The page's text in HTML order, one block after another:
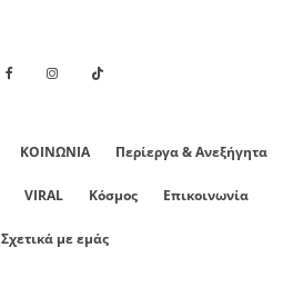
ΚΟΙΝΩΝΙΑ Περίεργα & Ανεξήγητα
VIRAL Κόσμος Επικοινωνία
Σχετικά με εμάς